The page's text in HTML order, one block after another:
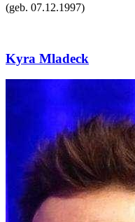
(geb. 07.12.1997)
Kyra Mladeck